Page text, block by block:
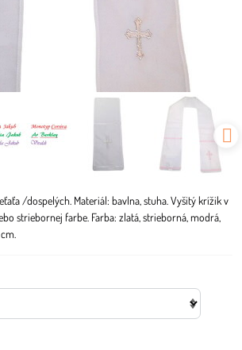
/dospelých. Materiál: bavlna, stuha. Vyšitý krížik v
striebornej farbe. Farba: zlatá, strieborná, modrá,